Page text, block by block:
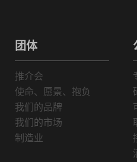
团体
推介会
使命、愿景、抱负
我们的品牌
我们的市场
制造业